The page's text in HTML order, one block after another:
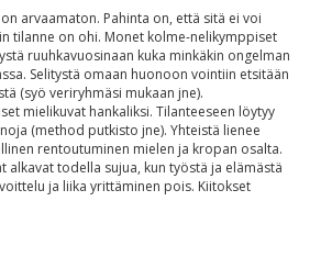
arvaamaton. Pahinta on, että sitä ei voi
tilanne on ohi. Monet kolme-nelikymppiset
ruuhkavuosinaan kuka minkäkin ongelman
Selitystä omaan huonoon vointiin etsitään
(syö veriryhmäsi mukaan jne).
mielikuvat hankaliksi. Tilanteeseen löytyy
(method putkisto jne). Yhteistä lienee
rentoutuminen mielen ja kropan osalta.
alkavat todella sujua, kun työstä ja elämästä
ja liika yrittäminen pois. Kiitokset